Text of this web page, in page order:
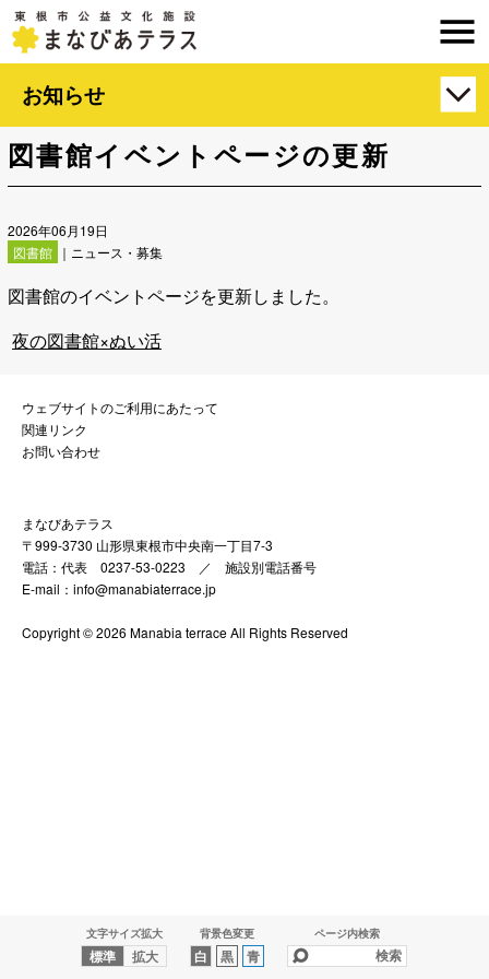
文字サイズ拡大
標準 拡大
背景色変更
白 黒 青
ページ内検索
お知らせ
図書館イベントページの更新
2026年06月19日
図書館 ｜ニュース・募集
図書館のイベントページを更新しました。
夜の図書館×ぬい活
ウェブサイトのご利用にあたって
関連リンク
お問い合わせ
まなびあテラス
〒999-3730 山形県東根市中央南一丁目7-3
電話：代表 0237-53-0223 ／ 施設別電話番号
E-mail：info@manabiaterrace.jp
Copyright © 2026 Manabia terrace All Rights Reserved